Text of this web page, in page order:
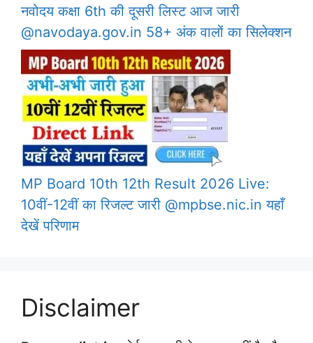
नवोदय कक्षा 6th की दूसरी लिस्ट आज जारी
@navodaya.gov.in 58+ अंक वालों का सिलेक्शन
MP Board 10th 12th Result 2026 Live:
10वीं-12वीं का रिजल्ट जारी @mpbse.nic.in यहाँ
देखें परिणाम
Disclaimer